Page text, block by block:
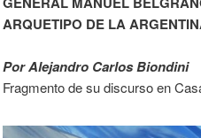
ARQUETIPO DE LA
Por Alejandro Carlos Biondini
Fragmento de su discurso en